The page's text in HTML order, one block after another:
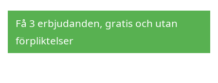
Få 3 erbjudanden, gratis och utan
förpliktelser